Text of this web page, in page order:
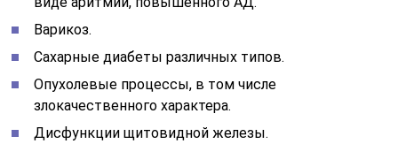
Варикоз.
Сахарные диабеты различных типов.
Опухолевые процессы, в том числе
злокачественного характера.
Дисфункции щитовидной железы.